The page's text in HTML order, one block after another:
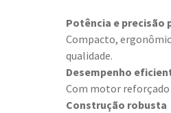
Potência e precisão
Compacto,
qualidade.
Desempenho
Com motor reforçado
Construção robusta